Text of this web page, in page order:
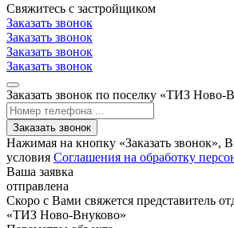
Свяжитесь с застройщиком
Заказать звонок
Заказать звонок
Заказать звонок
Заказать звонок
Заказать звонок по поселку «ТИЗ Ново-
Заказать звонок
Нажимая на кнопку «Заказать звонок»,
условия Соглашения на обработку
Ваша заявка
отправлена
Скоро с Вами свяжется представитель
«ТИЗ Ново-Внуково»